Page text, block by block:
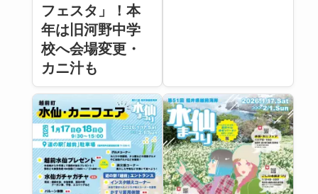
フェスタ」！本
年は旧河野中学
校へ会場変更・
カニ汁も